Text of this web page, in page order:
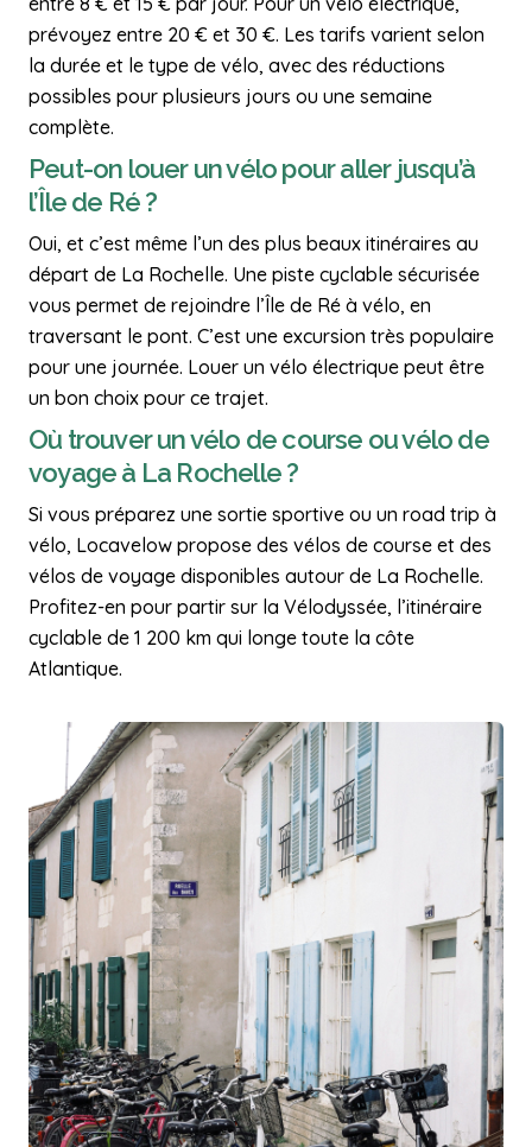
prévoyez entre 20 € et 30 €. Les tarifs varient selon
la durée et le type de vélo, avec des réductions
possibles pour plusieurs jours ou une semaine
complète.
Peut-on louer un vélo pour aller jusqu’à
l’Île de Ré ?
Oui, et c’est même l’un des plus beaux itinéraires au
départ de La Rochelle. Une piste cyclable sécurisée
vous permet de rejoindre l’Île de Ré à vélo, en
traversant le pont. C’est une excursion très populaire
pour une journée. Louer un vélo électrique peut être
un bon choix pour ce trajet.
Où trouver un vélo de course ou vélo de
voyage à La Rochelle ?
Si vous préparez une sortie sportive ou un road trip à
vélo, Locavelow propose des vélos de course et des
vélos de voyage disponibles autour de La Rochelle.
Profitez-en pour partir sur la Vélodyssée, l’itinéraire
cyclable de 1 200 km qui longe toute la côte
Atlantique.